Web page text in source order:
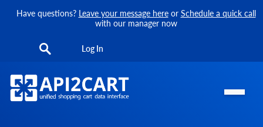
Have questions? Leave your message hereor Schedule a quick call
with our manager now
Log In